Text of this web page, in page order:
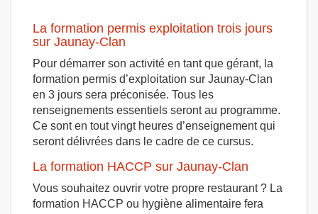
La formation permis exploitation trois jours
sur Jaunay-Clan
Pour démarrer son activité en tant que gérant, la
formation permis d’exploitation sur Jaunay-Clan
en 3 jours sera préconisée. Tous les
renseignements essentiels seront au programme.
Ce sont en tout vingt heures d’enseignement qui
seront délivrées dans le cadre de ce cursus.
La formation HACCP sur Jaunay-Clan
Vous souhaitez ouvrir votre propre restaurant ? La
formation HACCP ou hygiène alimentaire fera